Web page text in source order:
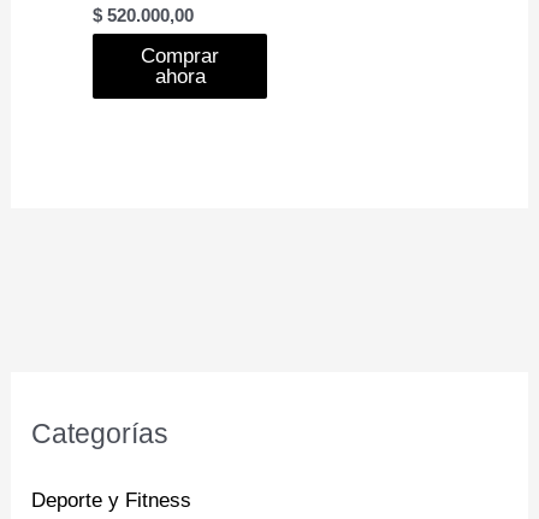
Categorías
Deporte y Fitness
$ 520.000,00
Comprar
ahora